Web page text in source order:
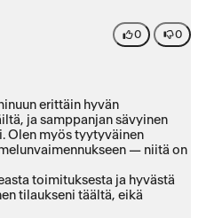
0 0
erittäin hyvän
ja samppanjan sävyinen
Olen myös tyytyväinen
— niitä on
toimituksesta ja hyvästä
tilaukseni täältä, eikä